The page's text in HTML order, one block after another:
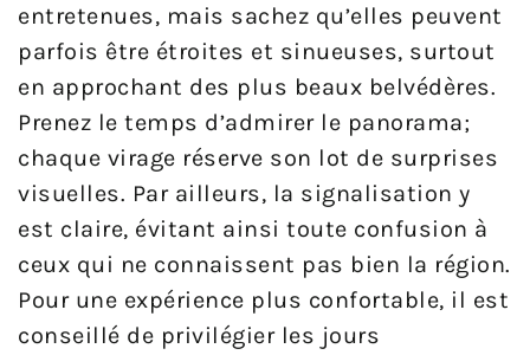
entretenues, mais sachez qu’elles peuvent
parfois être étroites et sinueuses, surtout
en approchant des plus beaux belvédères.
Prenez le temps d’admirer le panorama;
chaque virage réserve son lot de surprises
visuelles. Par ailleurs, la signalisation y
est claire, évitant ainsi toute confusion à
ceux qui ne connaissent pas bien la région.
Pour une expérience plus confortable, il est
conseillé de privilégier les jours